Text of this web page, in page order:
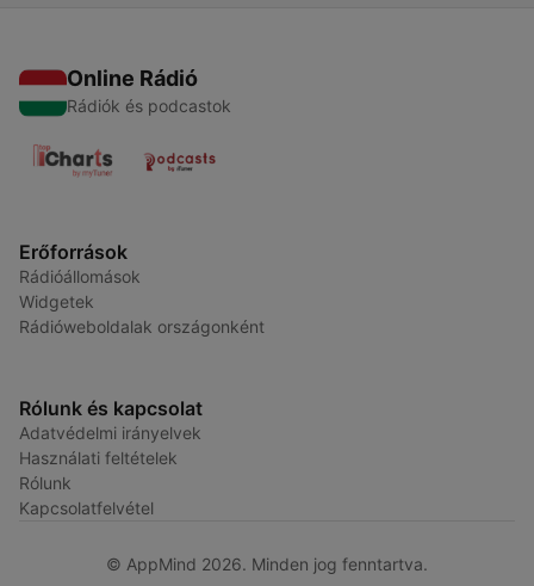
Online Rádió
Rádiók és podcastok
Erőforrások
Rádióállomások
Widgetek
Rádióweboldalak országonként
Rólunk és kapcsolat
Adatvédelmi irányelvek
Használati feltételek
Rólunk
Kapcsolatfelvétel
© AppMind 2026. Minden jog fenntartva.